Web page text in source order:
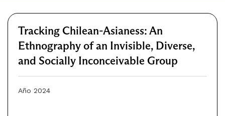
Tracking Chilean-Asianess: An
Ethnography of an Invisible, Diverse,
and Socially Inconceivable Group
Año 2024